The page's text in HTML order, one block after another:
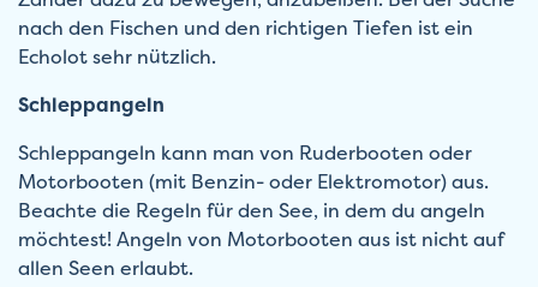
nach den Fischen und den richtigen Tiefen ist ein
Echolot sehr nützlich.
Schleppangeln
Schleppangeln kann man von Ruderbooten oder
Motorbooten (mit Benzin- oder Elektromotor) aus.
Beachte die Regeln für den See, in dem du angeln
möchtest! Angeln von Motorbooten aus ist nicht auf
allen Seen erlaubt.